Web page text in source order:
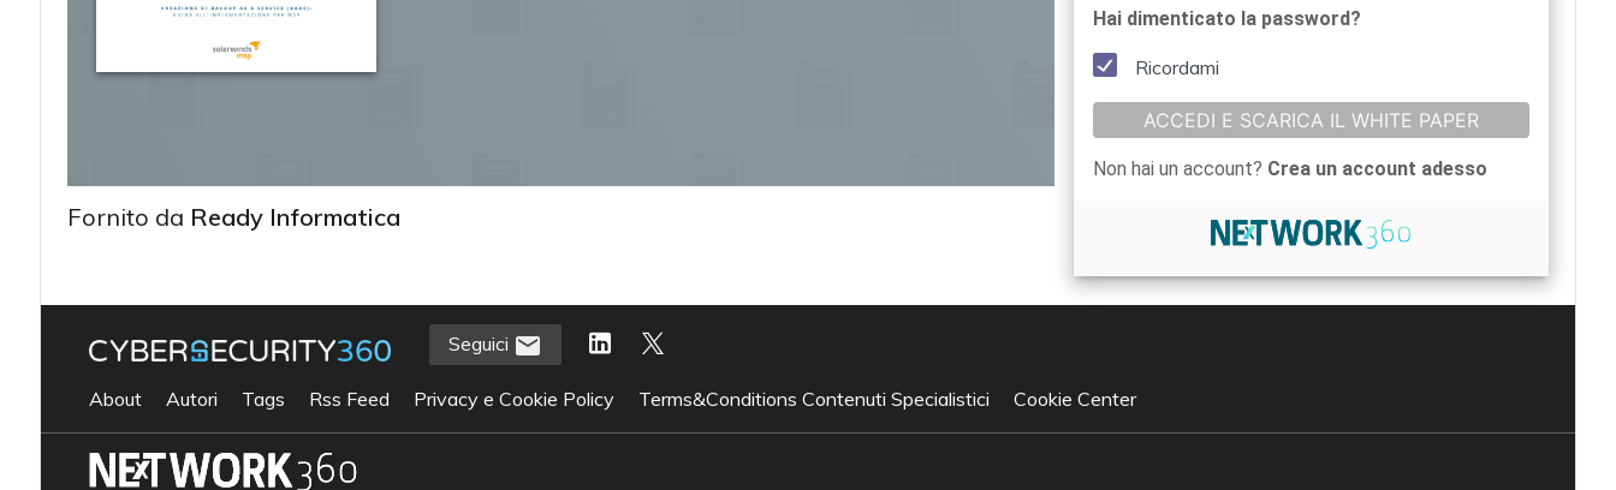
Fornito da Ready Informatica
Hai dimenticato la password?
Ricordami
ACCEDI E SCARICA IL WHITE PAPER
Non hai un account? Crea un account adesso
Seguici
About Autori Tags Rss Feed Privacy e Cookie Policy Terms&Conditions Contenuti Specialistici Cookie Center